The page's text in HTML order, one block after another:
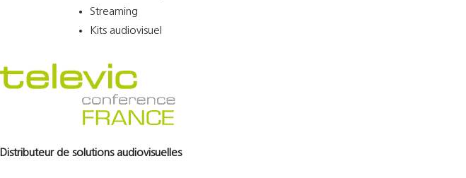
Streaming
Kits audiovisuel
Distributeur de solutions audiovisuelles